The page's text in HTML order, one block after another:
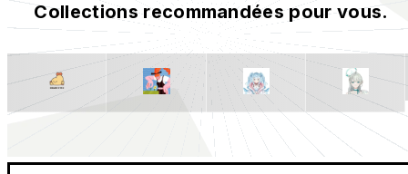
Collections recommandées pour vous.